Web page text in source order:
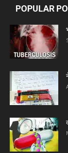
Leeford
Admac Group
Deep Shree
Zumentes
Digital Vision
POPULAR